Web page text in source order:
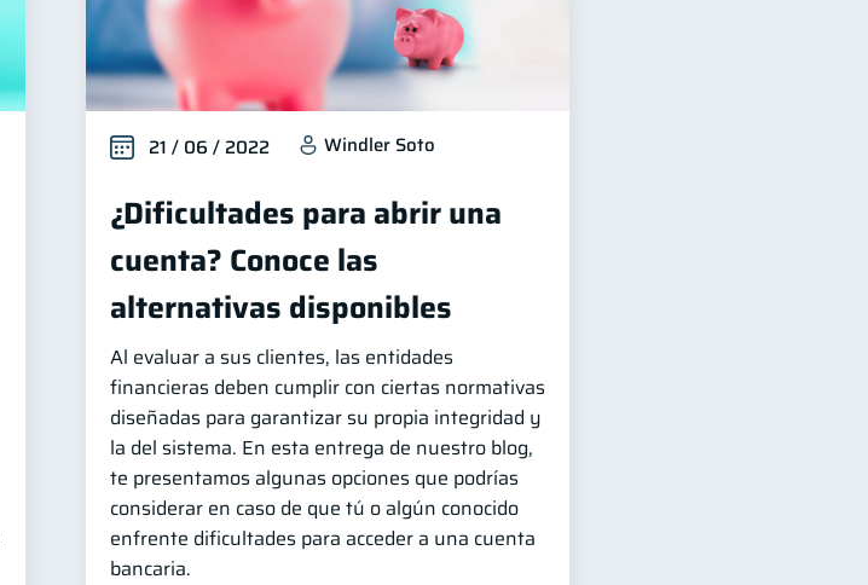
21 / 06 / 2022 Windler Soto
¿Dificultades para abrir una
cuenta? Conoce las
alternativas disponibles
Al evaluar a sus clientes, las entidades
financieras deben cumplir con ciertas normativas
diseñadas para garantizar su propia integridad y
la del sistema. En esta entrega de nuestro blog,
te presentamos algunas opciones que podrías
considerar en caso de que tú o algún conocido
enfrente dificultades para acceder a una cuenta
bancaria.